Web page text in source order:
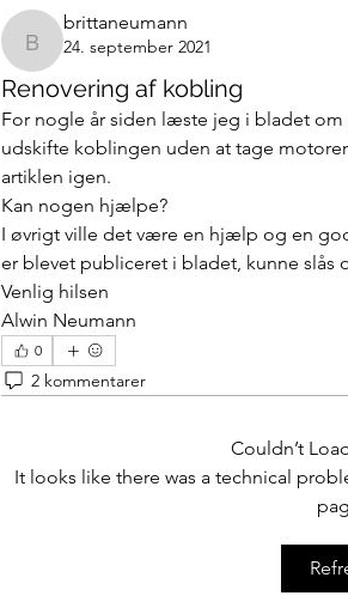
brittaneumann
brittaneumann
24. september 2021
Renovering af kobling
For nogle år siden læste jeg i bladet om
udskifte koblingen uden at tage
artiklen igen.
Kan nogen hjælpe?
I øvrigt ville det være en hjælp og en
er blevet publiceret i bladet, kunne slås
Venlig hilsen
Alwin Neumann
0
2 kommentarer
Couldn’t
It looks like there was a technical